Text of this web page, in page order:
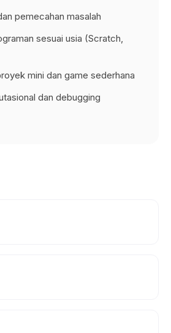
pemecahan masalah
sesuai usia (Scratch,
mini dan game sederhana
dan debugging